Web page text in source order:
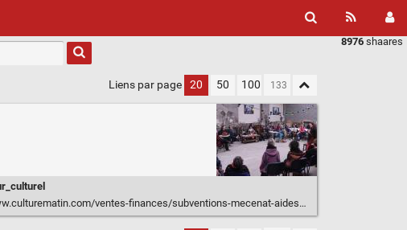
8976 shaares
Liens par page 20 50 100
ventes-finances/subventions-mecenat-aides/pratiques/intermittence-les-paniers-artistiques-veulent-faire-des-petits-partout-en-france.html